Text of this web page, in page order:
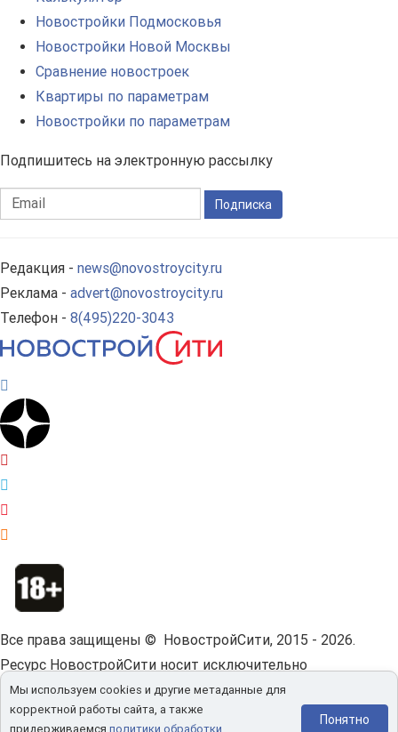
Новостройки Подмосковья
Новостройки Новой Москвы
Сравнение новостроек
Квартиры по параметрам
Новостройки по параметрам
Подпишитесь на электронную рассылку
Подписка
Редакция - news@novostroycity.ru
Реклама - advert@novostroycity.ru
Телефон - 8(495)220-3043
Все права защищены © НовостройСити, 2015 - 2026.
Ресурс НовостройСити носит исключительно
информационный характер и не является публичной
офертой.Пользовательское соглашение.
Мы используем cookies и другие метаданные для
корректной работы сайта, а также
придерживаемся политики обработки
Понятно